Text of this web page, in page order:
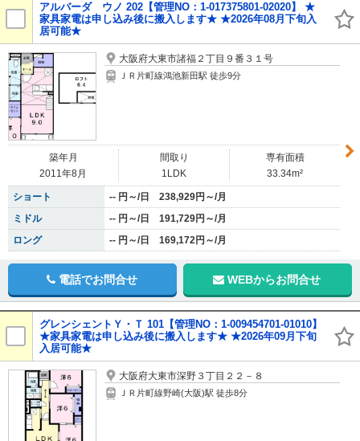
アルバーダ ウノ 202【管理NO：1-017375801-02020】 ★
家具家電は申し込み後に搬入します★ ★2026年08月下旬入
居可能★
大阪府大東市諸福２丁目９番３１号
ＪＲ片町線鴻池新田駅 徒歩9分
築年月
2011年8月
間取り
1LDK
専有面積
33.34m²
ショート
-- 円～/日 238,929円～/月
ミドル
-- 円～/日 191,729円～/月
ロング
-- 円～/日 169,172円～/月
電話でお問合せ WEBからお問合せ
グレンシェントＹ・Ｔ 101【管理NO：1-009454701-01010】
★家具家電は申し込み後に搬入します★ ★2026年09月下旬
入居可能★
大阪府大東市深野３丁目２２－８
ＪＲ片町線野崎(大阪)駅 徒歩8分